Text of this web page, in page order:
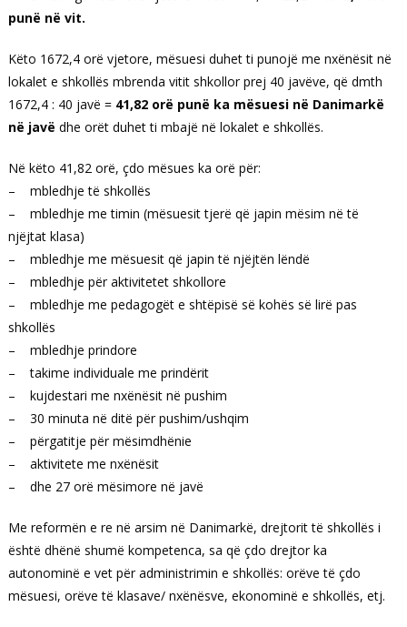
punë në vit.
Këto 1672,4 orë vjetore, mësuesi duhet ti punojë me nxënësit në
lokalet e shkollës mbrenda vitit shkollor prej 40 javëve, që dmth
1672,4 : 40 javë = 41,82 orë punë ka mësuesi në Danimarkë
në javë dhe orët duhet ti mbajë në lokalet e shkollës.
Në këto 41,82 orë, çdo mësues ka orë për:
– mbledhje të shkollës
– mbledhje me timin (mësuesit tjerë që japin mësim në të
njëjtat klasa)
– mbledhje me mësuesit që japin të njëjtën lëndë
– mbledhje për aktivitetet shkollore
– mbledhje me pedagogët e shtëpisë së kohës së lirë pas
shkollës
– mbledhje prindore
– takime individuale me prindërit
– kujdestari me nxënësit në pushim
– 30 minuta në ditë për pushim/ushqim
– përgatitje për mësimdhënie
– aktivitete me nxënësit
– dhe 27 orë mësimore në javë
Me reformën e re në arsim në Danimarkë, drejtorit të shkollës i
është dhënë shumë kompetenca, sa që çdo drejtor ka
autonominë e vet për administrimin e shkollës: orëve të çdo
mësuesi, orëve të klasave/ nxënësve, ekonominë e shkollës, etj.